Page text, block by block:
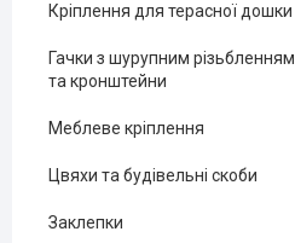
Кріплення для терасної дошки
Гачки з шурупним різьбленням
та кронштейни
Меблеве кріплення
Цвяхи та будівельні скоби
Заклепки